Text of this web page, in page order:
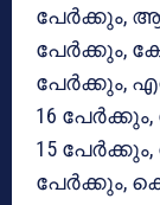
പേര്‍ക്കും,
പേര്‍ക്കും,
പേര്‍ക്കും,
16
15
പേര്‍ക്കും,